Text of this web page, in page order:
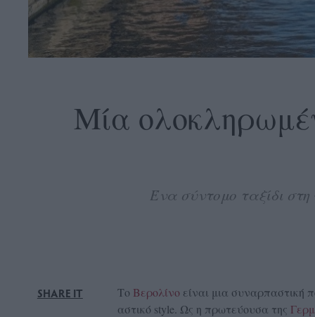
Μία
Ένα σύντομο ταξίδι
SHARE IT Το Βερολίνοείναι μια συναρπαστική
αστικό style. Ως η πρωτεύουσα της